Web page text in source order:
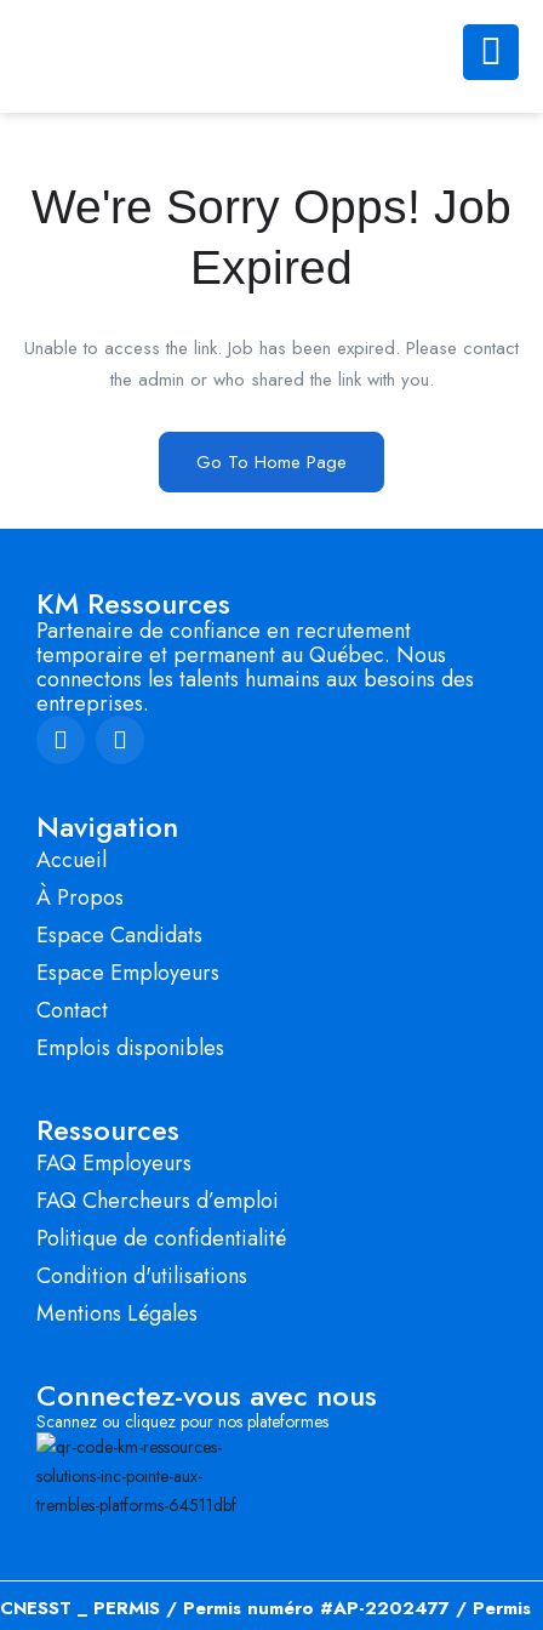
We're Sorry Opps! Job
Expired
Unable to access the link. Job has been expired. Please contact
the admin or who shared the link with you.
Go To Home Page
KM Ressources
Partenaire de confiance en recrutement
temporaire et permanent au Québec. Nous
connectons les talents humains aux besoins des
entreprises.
Navigation
Accueil
À Propos
Espace Candidats
Espace Employeurs
Contact
Emplois disponibles
Ressources
FAQ Employeurs
FAQ Chercheurs d’emploi
Politique de confidentialité
Condition d'utilisations
Mentions Légales
Connectez-vous avec nous
Scannez ou cliquez pour nos plateformes
CNESST _ PERMIS / Permis numéro #AP-2202477 / Permis